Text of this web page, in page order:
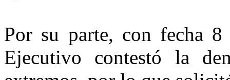
Por su parte, con fecha
Ejecutivo contestó la